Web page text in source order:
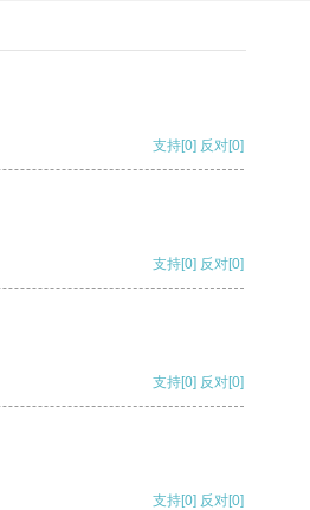
支持[0] 反对[0]
支持[0] 反对[0]
支持[0] 反对[0]
支持[0] 反对[0]